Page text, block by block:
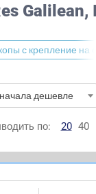
с крепление на
дешевле
по: 20 40